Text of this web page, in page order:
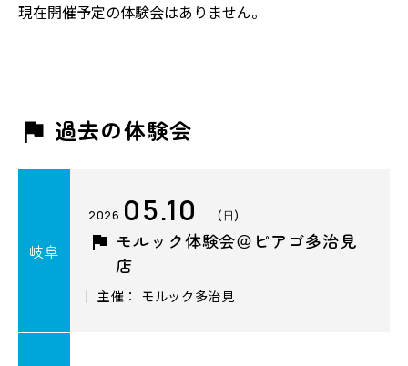
現在開催予定の体験会はありません。
過去の体験会
岐阜
2026. 05.10 (日)
モルック体験会＠ピアゴ多治見
店
主催： モルック多治見